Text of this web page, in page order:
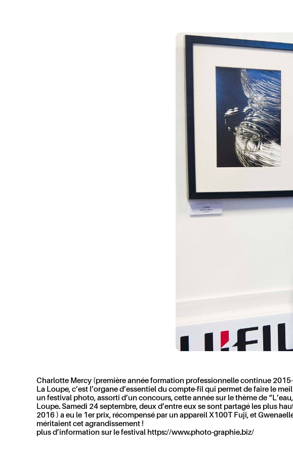
Charlotte Mercy (première année formation professionnelle continue
La Loupe, c’est l’organe d’essentiel du compte-fil qui permet de faire le
un festival photo, assorti d’un concours, cette année sur le thème de
Loupe. Samedi 24 septembre, deux d’entre eux se sont partagé les plus
2016 ) a eu le 1er prix, récompensé par un appareil X100T Fuji, et
méritaient cet agrandissement !
plus d’information sur le festival https://www.photo-graphie.biz/